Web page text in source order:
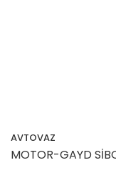
AVTOVAZ
MOTOR-GAYD